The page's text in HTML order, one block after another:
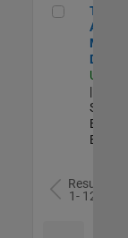
Account
US-
|
Sales
Resultados
1- 12 de